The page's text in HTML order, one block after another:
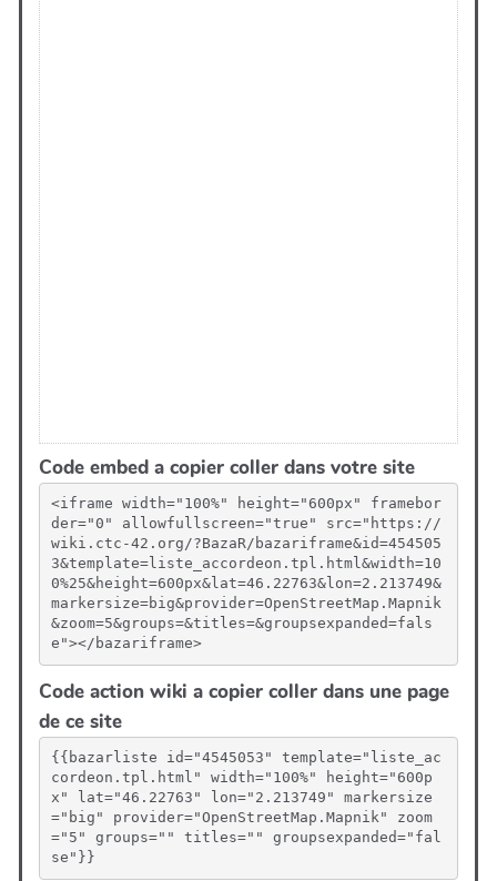
Code embed a copier coller dans votre site
<iframe width="100%" height="600px" framebor
der="0" allowfullscreen="true" src="https://
wiki.ctc-42.org/?BazaR/bazariframe&id=454505
3&template=liste_accordeon.tpl.html&width=10
0%25&height=600px&lat=46.22763&lon=2.213749&
markersize=big&provider=OpenStreetMap.Mapnik
&zoom=5&groups=&titles=&groupsexpanded=fals
e"></bazariframe>
Code action wiki a copier coller dans une page
de ce site
{{bazarliste id="4545053" template="liste_ac
cordeon.tpl.html" width="100%" height="600p
x" lat="46.22763" lon="2.213749" markersize
="big" provider="OpenStreetMap.Mapnik" zoom
="5" groups="" titles="" groupsexpanded="fal
se"}}